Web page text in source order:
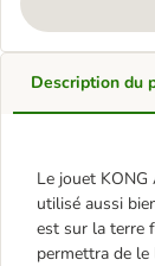
Description du
Le jouet KONG
utilisé aussi
est sur la terre
permettra de le